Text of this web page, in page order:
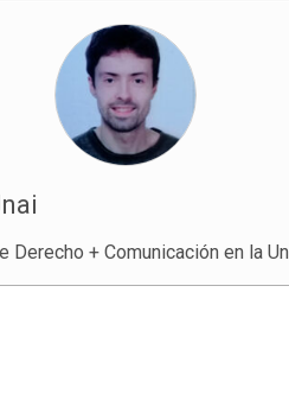
Derecho + Comunicación en la